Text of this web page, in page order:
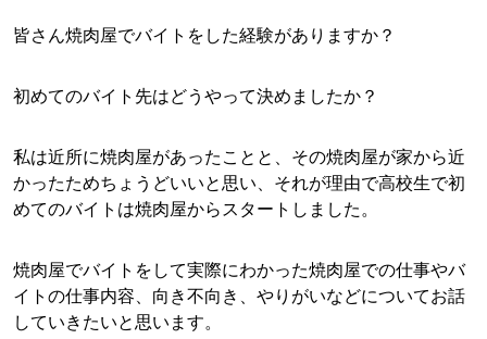
皆さん焼肉屋でバイトをした経験がありますか？
初めてのバイト先はどうやって決めましたか？
私は近所に焼肉屋があったことと、その焼肉屋が家から近
かったためちょうどいいと思い、それが理由で高校生で初
めてのバイトは焼肉屋からスタートしました。
焼肉屋でバイトをして実際にわかった焼肉屋での仕事やバ
イトの仕事内容、向き不向き、やりがいなどについてお話
していきたいと思います。